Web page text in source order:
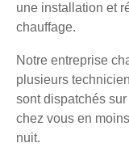
une installation et
chauffage.
Notre entreprise
plusieurs
sont dispatchés
chez vous en
nuit.